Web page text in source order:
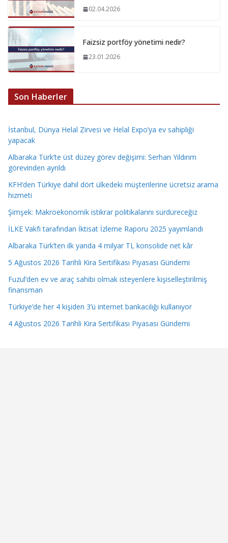
02.04.2026
Faizsiz portföy yönetimi nedir?
23.01.2026
Son Haberler
İstanbul, Dünya Helal Zirvesi ve Helal Expo’ya ev sahipliği
yapacak
Albaraka Türk’te üst düzey görev değişimi: Serhan Yıldırım
görevinden ayrıldı
KFH’den Türkiye dahil dört ülkedeki müşterilerine ücretsiz arama
hizmeti
Şimşek: Makroekonomik istikrar politikalarını sürdüreceğiz
İLKE Vakfı tarafından İktisat İzleme Raporu 2025 yayımlandı
Albaraka Türk’ten ilk yarıda 4 milyar TL konsolide net kâr
5 Ağustos 2026 Tarihli Kira Sertifikası Piyasası Gündemi
Fuzul’den ev ve araç sahibi olmak isteyenlere kişiselleştirilmiş
finansman
Türkiye’de her 4 kişiden 3’ü internet bankacılığı kullanıyor
4 Ağustos 2026 Tarihli Kira Sertifikası Piyasası Gündemi